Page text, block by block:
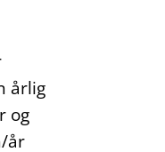
årlig
og
år